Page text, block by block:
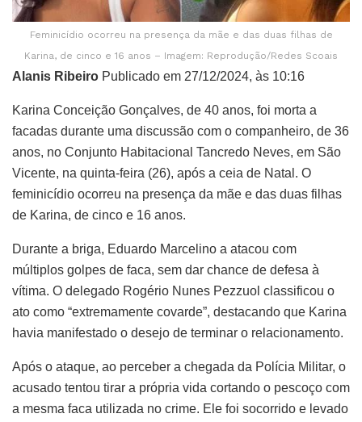
Feminicídio ocorreu na presença da mãe e das duas filhas de
Karina, de cinco e 16 anos – Imagem: Reprodução/Redes Scoais
Alanis Ribeiro Publicado em 27/12/2024, às 10:16
Karina Conceição Gonçalves, de 40 anos, foi morta a
facadas durante uma discussão com o companheiro, de 36
anos, no Conjunto Habitacional Tancredo Neves, em São
Vicente, na quinta-feira (26), após a ceia de Natal. O
feminicídio ocorreu na presença da mãe e das duas filhas
de Karina, de cinco e 16 anos.
Durante a briga, Eduardo Marcelino a atacou com
múltiplos golpes de faca, sem dar chance de defesa à
vítima. O delegado Rogério Nunes Pezzuol classificou o
ato como “extremamente covarde”, destacando que Karina
havia manifestado o desejo de terminar o relacionamento.
Após o ataque, ao perceber a chegada da Polícia Militar, o
acusado tentou tirar a própria vida cortando o pescoço com
a mesma faca utilizada no crime. Ele foi socorrido e levado